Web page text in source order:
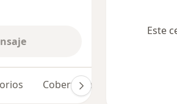
Coberturas médicas
Este